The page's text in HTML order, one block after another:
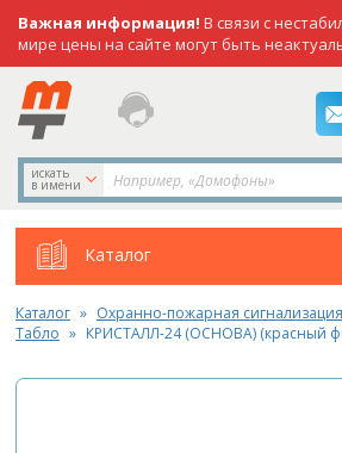
Важная информация! В связи с
мире цены на сайте могут быть
искать
в имени
Каталог
Каталог Охранно-пожарная сигнализация
Табло
КРИСТАЛЛ-24 (ОСНОВА) (красный